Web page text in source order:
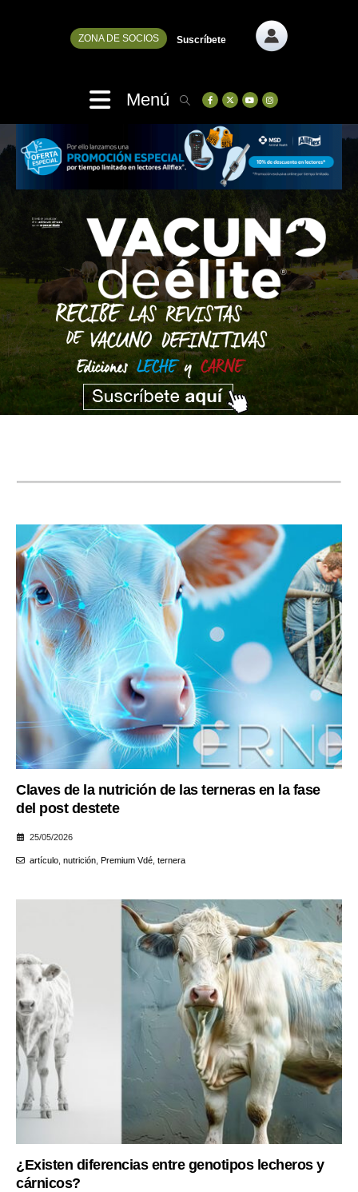
ZONA DE SOCIOS Suscríbete
Menú
Claves de la nutrición de las terneras en la fase
del post destete
25/05/2026
artículo, nutrición, Premium Vdé, ternera
¿Existen diferencias entre genotipos lecheros y
cárnicos?